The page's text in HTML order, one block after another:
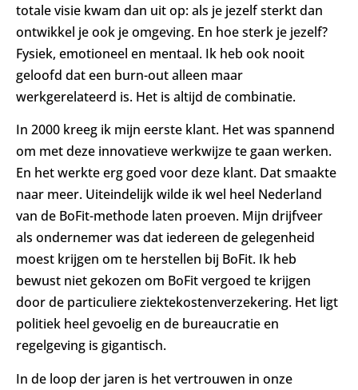
totale visie kwam dan uit op: als je jezelf sterkt dan
ontwikkel je ook je omgeving. En hoe sterk je jezelf?
Fysiek, emotioneel en mentaal. Ik heb ook nooit
geloofd dat een burn-out alleen maar
werkgerelateerd is. Het is altijd de combinatie.
In 2000 kreeg ik mijn eerste klant. Het was spannend
om met deze innovatieve werkwijze te gaan werken.
En het werkte erg goed voor deze klant. Dat smaakte
naar meer. Uiteindelijk wilde ik wel heel Nederland
van de BoFit-methode laten proeven. Mijn drijfveer
als ondernemer was dat iedereen de gelegenheid
moest krijgen om te herstellen bij BoFit. Ik heb
bewust niet gekozen om BoFit vergoed te krijgen
door de particuliere ziektekostenverzekering. Het ligt
politiek heel gevoelig en de bureaucratie en
regelgeving is gigantisch.
In de loop der jaren is het vertrouwen in onze